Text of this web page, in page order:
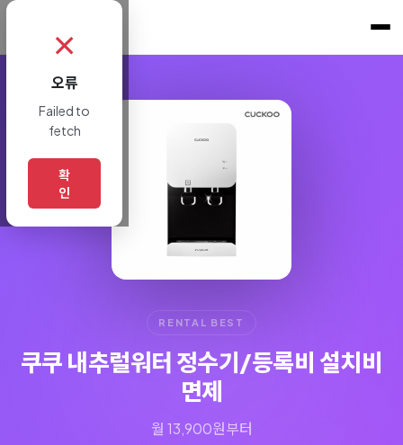
RENTAL BEST
✗
오류
Failed to
fetch
확
인